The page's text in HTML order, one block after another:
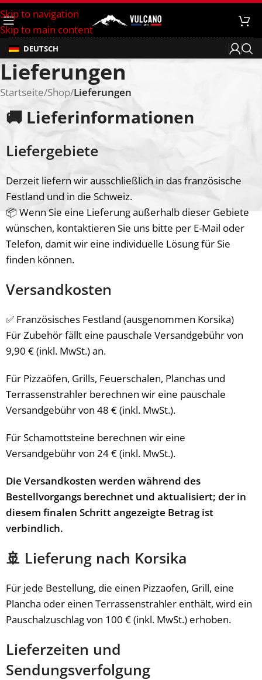
Skip to navigation
Skip to main content
DEUTSCH
Lieferungen
Startseite/Shop/Lieferungen
🚚 Lieferinformationen
Liefergebiete
Derzeit liefern wir ausschließlich in das französische
Festland und in die Schweiz.
📦 Wenn Sie eine Lieferung außerhalb dieser Gebiete
wünschen, kontaktieren Sie uns bitte per E-Mail oder
Telefon, damit wir eine individuelle Lösung für Sie
finden können.
Versandkosten
✅ Französisches Festland (ausgenommen Korsika)
Für Zubehör fällt eine pauschale Versandgebühr von
9,90 € (inkl. MwSt.) an.
Für Pizzaöfen, Grills, Feuerschalen, Planchas und
Terrassenstrahler berechnen wir eine pauschale
Versandgebühr von 48 € (inkl. MwSt.).
Für Schamottsteine berechnen wir eine
Versandgebühr von 24 € (inkl. MwSt.).
Die Versandkosten werden während des
Bestellvorgangs berechnet und aktualisiert; der in
diesem finalen Schritt angezeigte Betrag ist
verbindlich.
🚢 Lieferung nach Korsika
Für jede Bestellung, die einen Pizzaofen, Grill, eine
Plancha oder einen Terrassenstrahler enthält, wird ein
Pauschalzuschlag von 100 € (inkl. MwSt.) erhoben.
Lieferzeiten und
Sendungsverfolgung